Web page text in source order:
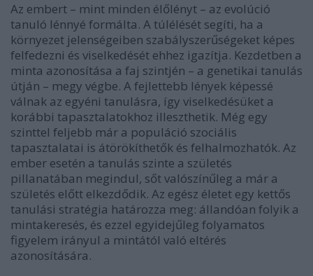
Az embert – mint minden élőlényt – az evolúció
tanuló lénnyé formálta. A túlélését segíti, ha a
környezet jelenségeiben szabályszerűségeket képes
felfedezni és viselkedését ehhez igazítja. Kezdetben a
minta azonosítása a faj szintjén – a genetikai tanulás
útján – megy végbe. A fejlettebb lények képessé
válnak az egyéni tanulásra, így viselkedésüket a
korábbi tapasztalatokhoz illeszthetik. Még egy
szinttel feljebb már a populáció szociális
tapasztalatai is átörökíthetők és felhalmozhatók. Az
ember esetén a tanulás szinte a születés
pillanatában megindul, sőt valószínűleg a már a
születés előtt elkezdődik. Az egész életet egy kettős
tanulási stratégia határozza meg: állandóan folyik a
mintakeresés, és ezzel egyidejűleg folyamatos
figyelem irányul a mintától való eltérés
azonosítására.